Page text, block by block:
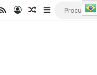
RSSEntrarArtigo aleatório
Barra Lateral